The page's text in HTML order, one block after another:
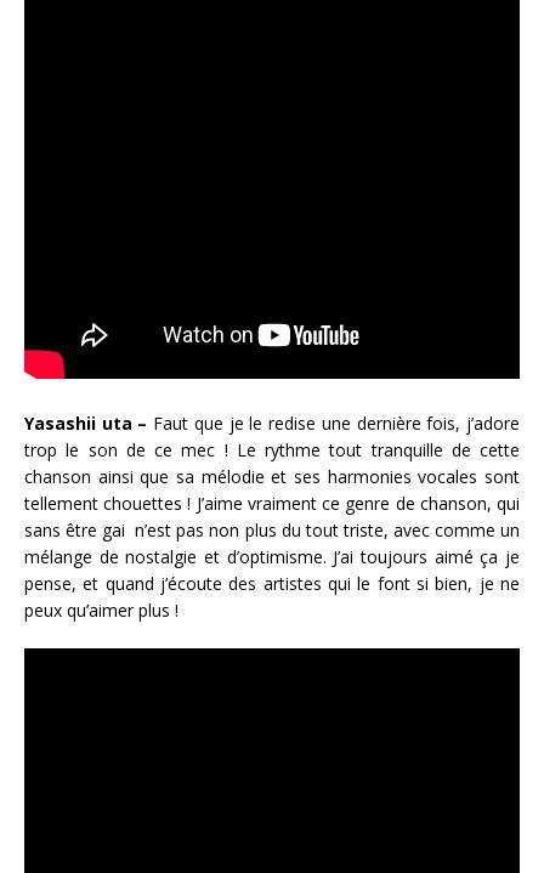
Yasashii uta – Faut que je le redise une dernière fois, j’adore
trop le son de ce mec ! Le rythme tout tranquille de cette
chanson ainsi que sa mélodie et ses harmonies vocales sont
tellement chouettes ! J’aime vraiment ce genre de chanson, qui
sans être gai n’est pas non plus du tout triste, avec comme un
mélange de nostalgie et d’optimisme. J’ai toujours aimé ça je
pense, et quand j’écoute des artistes qui le font si bien, je ne
peux qu’aimer plus !